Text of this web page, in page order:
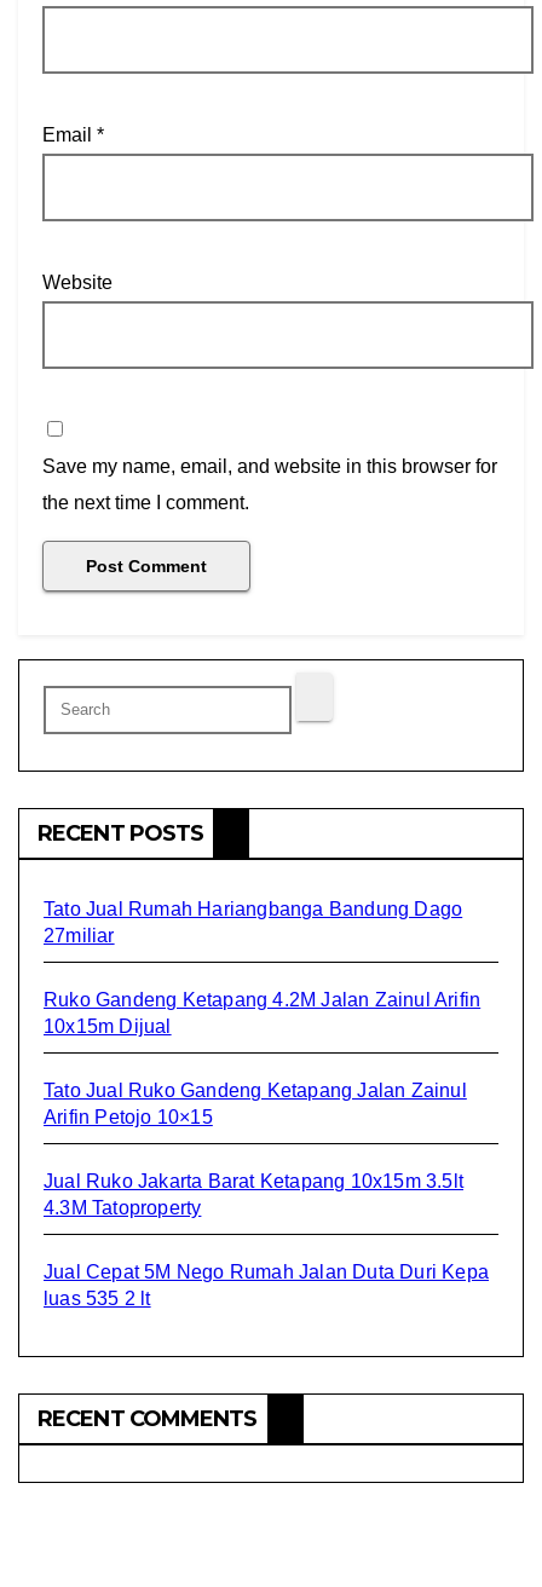
Email *
Website
Save my name, email, and website in this browser for
the next time I comment.
RECENT POSTS
Tato Jual Rumah Hariangbanga Bandung Dago
27miliar
Ruko Gandeng Ketapang 4.2M Jalan Zainul Arifin
10x15m Dijual
Tato Jual Ruko Gandeng Ketapang Jalan Zainul
Arifin Petojo 10×15
Jual Ruko Jakarta Barat Ketapang 10x15m 3.5lt
4.3M Tatoproperty
Jual Cepat 5M Nego Rumah Jalan Duta Duri Kepa
luas 535 2 lt
RECENT COMMENTS